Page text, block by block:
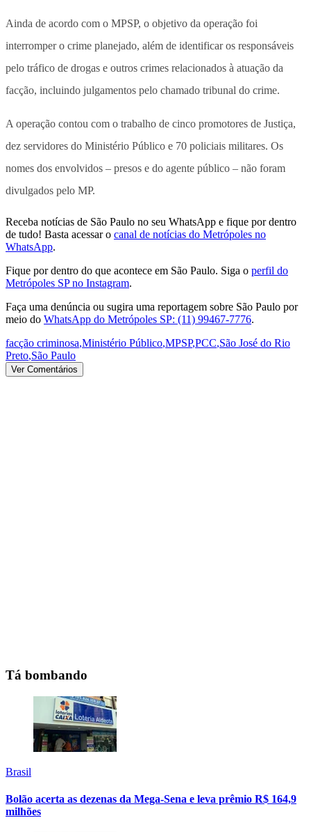
Ainda de acordo com o MPSP, o objetivo da operação foi
interromper o crime planejado, além de identificar os responsáveis
pelo tráfico de drogas e outros crimes relacionados à atuação da
facção, incluindo julgamentos pelo chamado tribunal do crime.
A operação contou com o trabalho de cinco promotores de Justiça,
dez servidores do Ministério Público e 70 policiais militares. Os
nomes dos envolvidos – presos e do agente público – não foram
divulgados pelo MP.
Receba notícias de São Paulo no seu WhatsApp e fique por dentro
de tudo! Basta acessar o canal de notícias do Metrópoles no
WhatsApp.
Fique por dentro do que acontece em São Paulo. Siga o perfil do
Metrópoles SP no Instagram.
Faça uma denúncia ou sugira uma reportagem sobre São Paulo por
meio do WhatsApp do Metrópoles SP: (11) 99467-7776.
facção criminosa,Ministério Público,MPSP,PCC,São José do Rio
Preto,São Paulo
Ver Comentários
Tá bombando
Brasil
Bolão acerta as dezenas da Mega-Sena e leva prêmio R$ 164,9
milhões